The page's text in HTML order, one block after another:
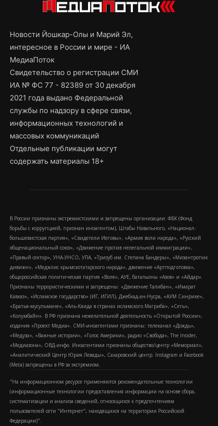
Новости Йошкар-Олы и Марий Эл,
интересное в России и мире - ИА
МедиаПоток
Свидетельство о регистрации СМИ
ИА № ФС 77 - 82389 от 30 декабря
2021 года выдано Федеральной
службы по надзору в сфере связи,
информационных технологий и
массовых коммуникаций
Отдельные публикации могут
содержать материалы 18+
В России признаны экстремистскими и запрещены организации: ФБК (Фонд
борьбы с коррупцией, признан иноагентом), Штабы Навального, «Национал-
большевистская партия», «Свидетели Иеговы», «Армия воли народа», «Русский
общенациональный союз», «Движение против нелегальной иммиграции»,
«Правый сектор», УНА-УНСО, УПА, «Тризуб им. Степана Бандеры», «Мизантропик
дивижн», «Меджлис крымскотатарского народа», движение «Артподготовка»,
общероссийская политическая партия «Воля», АУЕ, батальоны «Азов» и «Айдар».
Признаны террористическими и запрещены: «Движение Талибан», «Имарат
Кавказ», «Исламское государство» (ИГ, ИГИЛ), Джебхад-ан-Нусра, «АУМ Синрике»,
«Братья-мусульмане», «Аль-Каида в странах исламского Магриба», «Сеть»,
«Колумбайн». В РФ признана нежелательной деятельность «Открытой России»,
издания «Проект Медиа». СМИ-иноагентами признаны: телеканал «Дождь»,
«Медуза», «Важные истории», «Голос Америки», радио «Свобода», The Insider,
«Медиазона», ОВД-инфо. Иноагентами признаны общество/центр «Мемориал»,
«Аналитический Центр Юрия Левады», Сахаровский центр. Instagram и Facebook
(Metа) запрещены в РФ за экстремизм.
"На информационном ресурсе применяются рекомендательные технологии
(информационные технологии предоставления информации на основе сбора,
систематизации и анализа сведений, относящихся к предпочтениям
пользователей сети "Интернет", находящихся на территории Российской
Федерации)".